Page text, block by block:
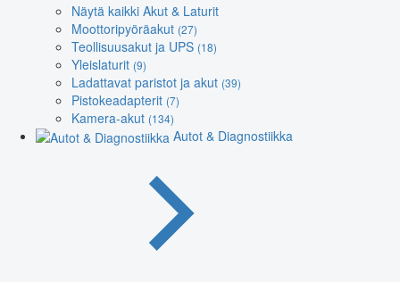
Näytä kaikki Akut & Laturit
Moottoripyöräakut (27)
Teollisuusakut ja UPS (18)
Yleislaturit (9)
Ladattavat paristot ja akut (39)
Pistokeadapterit (7)
Kamera-akut (134)
Autot & Diagnostiikka